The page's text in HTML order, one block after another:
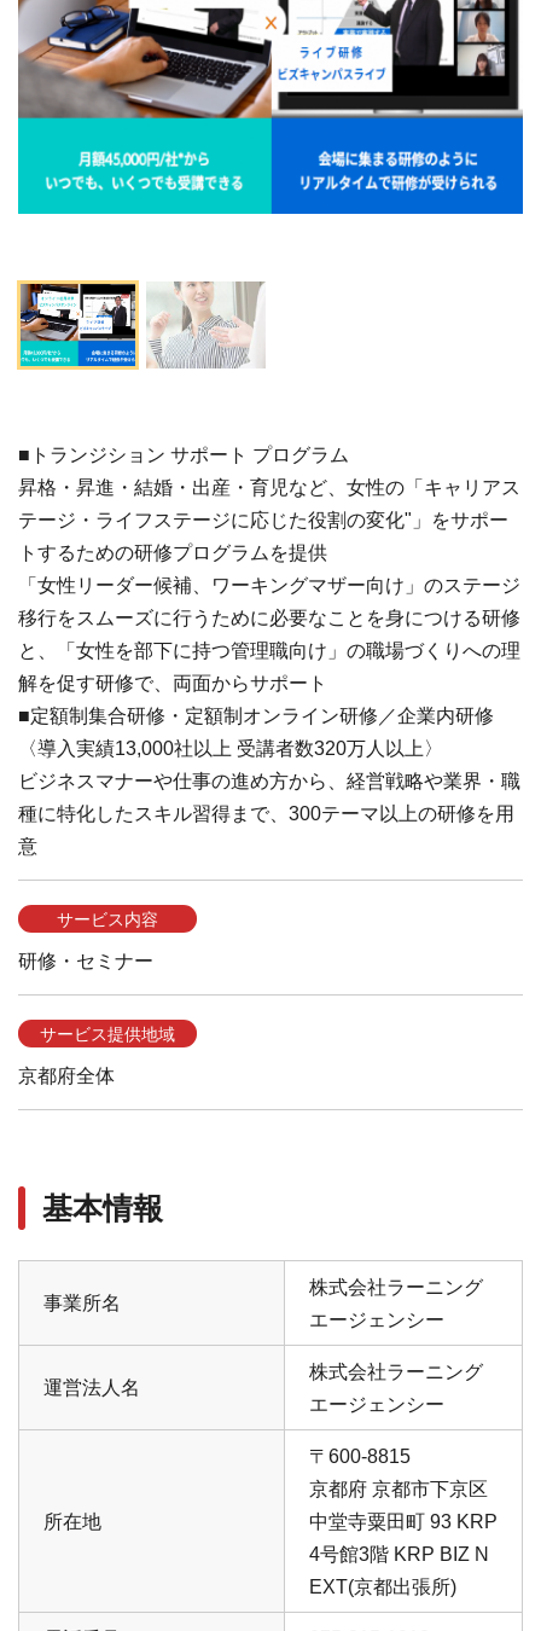
■トランジション サポート プログラム
昇格・昇進・結婚・出産・育児など、女性の「キャリアス
テージ・ライフステージに応じた役割の変化"」をサポー
トするための研修プログラムを提供
「女性リーダー候補、ワーキングマザー向け」のステージ
移行をスムーズに行うために必要なことを身につける研修
と、「女性を部下に持つ管理職向け」の職場づくりへの理
解を促す研修で、両面からサポート
■定額制集合研修・定額制オンライン研修／企業内研修
〈導入実績13,000社以上 受講者数320万人以上〉
ビジネスマナーや仕事の進め方から、経営戦略や業界・職
種に特化したスキル習得まで、300テーマ以上の研修を用
意
サービス内容
研修・セミナー
サービス提供地域
京都府全体
基本情報
事業所名
株式会社ラーニング
エージェンシー
運営法人名
株式会社ラーニング
エージェンシー
所在地
〒600-8815
京都府 京都市下京区
中堂寺粟田町 93 KRP
4号館3階 KRP BIZ N
EXT(京都出張所)